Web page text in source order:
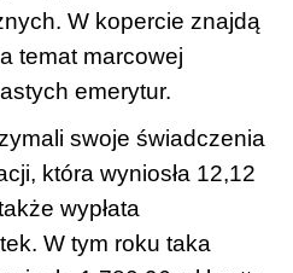
W kopercie znajdą
temat marcowej
emerytur.
swoje świadczenia
która wyniosła 12,12
wypłata
W tym roku taka